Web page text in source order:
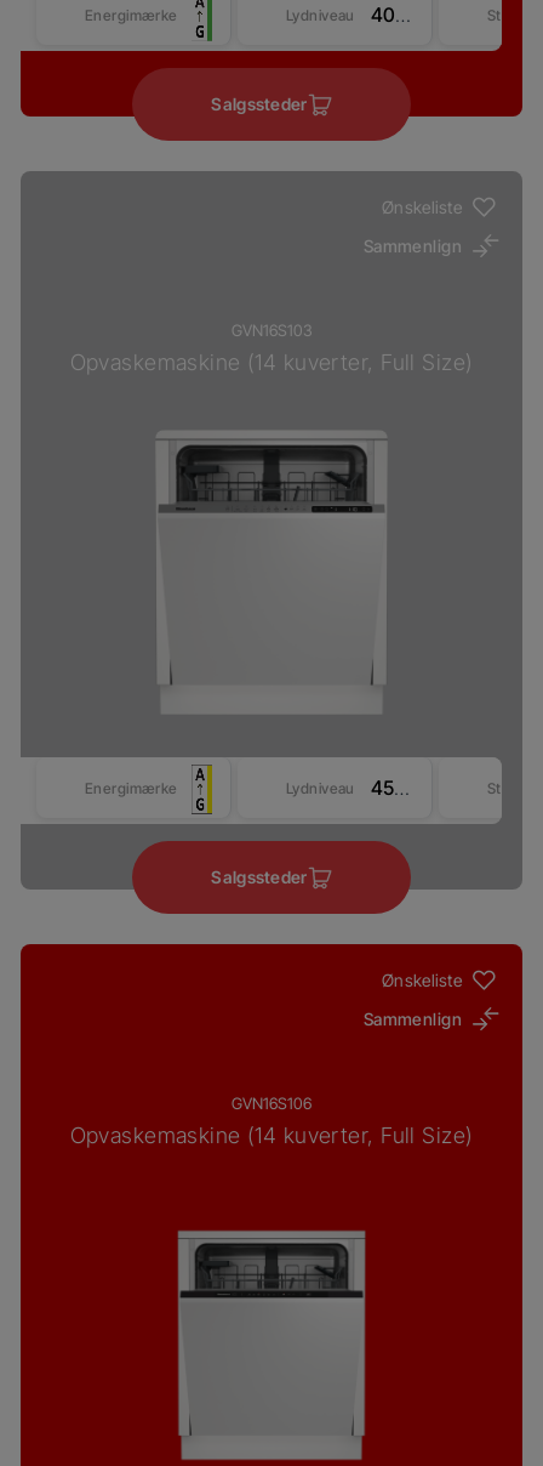
Energimærke Lydniveau 40 dBA
Salgssteder
Ønskeliste
Sammenlign
GVN16S103
Opvaskemaskine (14 kuverter, Full Size)
Energimærke Lydniveau 45 dBA
Salgssteder
Ønskeliste
Sammenlign
GVN16S106
Opvaskemaskine (14 kuverter, Full Size)